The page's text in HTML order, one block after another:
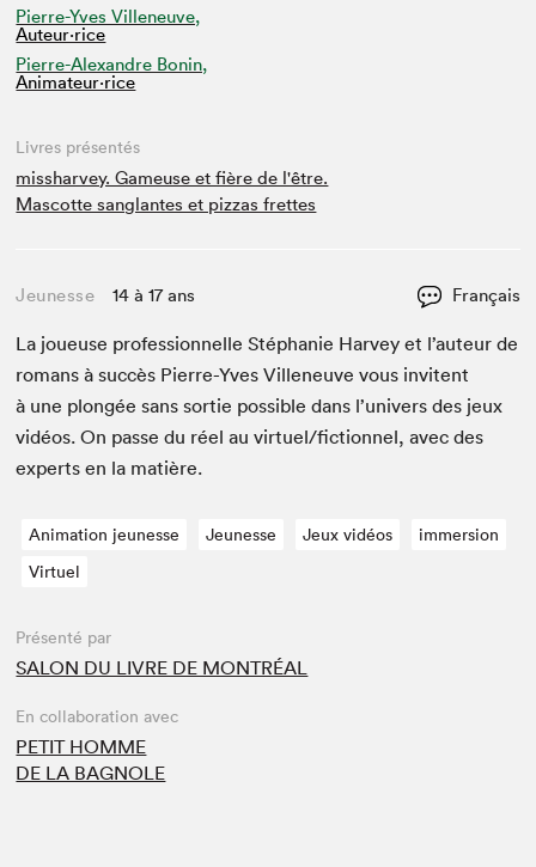
Pierre-Yves Villeneuve,
Auteur·rice
Pierre-Alexandre Bonin,
Animateur⋅rice
Livres présentés
missharvey. Gameuse et fière de l'être.
Mascotte sanglantes et pizzas frettes
Jeunesse 14 à 17 ans Français
La joueuse pro­fes­sion­nelle Stéphanie Har­vey et l’au­teur de
romans à suc­cès Pierre-Yves Vil­leneuve vous invi­tent
à une plongée sans sor­tie pos­si­ble dans l’u­nivers des jeux
vidéos. On passe du réel au virtuel/​fictionnel, avec des
experts en la matière.
Animation jeunesse Jeunesse Jeux vidéos
immersion
Virtuel
Présenté par
SALON DU LIVRE DE MONTRÉAL
En collaboration avec
PETIT HOMME
DE LA BAGNOLE